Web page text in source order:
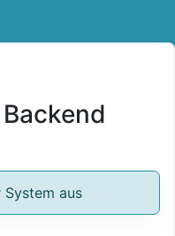
System aus